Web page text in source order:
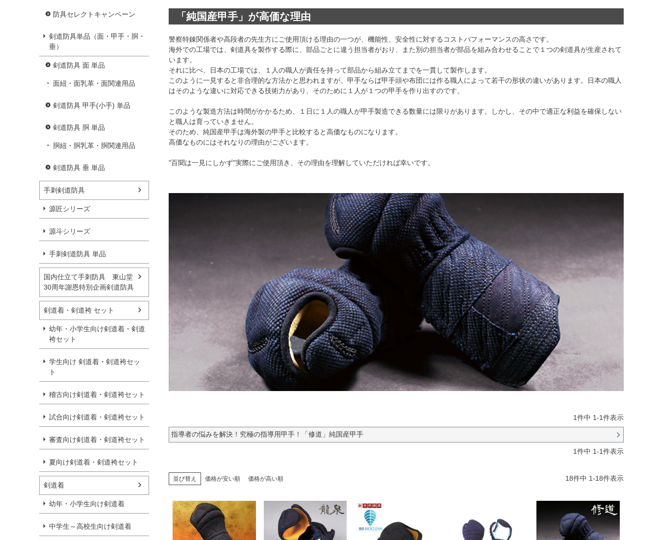
防具セレクトキャンペーン
剣道防具単品（面・甲手・胴・
垂）
剣道防具 面 単品
面紐・面乳革・面関連用品
剣道防具 甲手(小手) 単品
剣道防具 胴 単品
胴紐・胴乳革・胴関連用品
剣道防具 垂 単品
手刺剣道防具
源匠シリーズ
源斗シリーズ
手刺剣道防具 単品
国内仕立て手刺防具 東山堂
30周年謝恩特別企画剣道防具
剣道着・剣道袴 セット
幼年・小学生向け剣道着・剣道
袴セット
学生向け 剣道着・剣道袴セッ
ト
稽古向け剣道着・剣道袴セット
試合向け剣道着・剣道袴セット
審査向け剣道着・剣道袴セット
夏向け剣道着・剣道袴セット
剣道着
幼年・小学生向け剣道着
中学生～高校生向け剣道着
「純国産甲手」が高価な理由
警察特錬関係者や高段者の先生方にご使用頂ける理由の一つが、機能性、安全性に対するコストパフォーマンスの高さです。
海外での工場では、剣道具を製作する際に、部品ごとに違う担当者がおり、また別の担当者が部品を組み合わせることで１つの剣道具が生産されて
います。
それに比べ、日本の工場では、１人の職人が責任を持って部品から組み立てまでを一貫して製作します。
このように一見すると非合理的な方法かと思われますが、甲手ならば甲手頭や布団には作る職人によって若干の形状の違いがあります。日本の職人
はそのような違いに対応できる技術力があり、そのために１人が１つの甲手を作り出すのです。
このような製造方法は時間がかかるため、１日に１人の職人が甲手製造できる数量には限りがあります。しかし、その中で適正な利益を確保しない
と職人は育っていきません。
そのため、純国産甲手は海外製の甲手と比較すると高価なものになります。
高価なものにはそれなりの理由がございます。
"百聞は一見にしかず"実際にご使用頂き、その理由を理解していただければ幸いです。
1件中 1-1件表示
指導者の悩みを解決！究極の指導用甲手！「修道」純国産甲手
1件中 1-1件表示
並び替え 価格が安い順 価格が高い順 18件中 1-18件表示